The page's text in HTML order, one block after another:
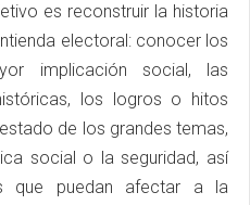
es reconstruir la historia
electoral: conocer los
implicación social, las
los logros o hitos
de los grandes temas,
social o la seguridad, así
que puedan afectar a la